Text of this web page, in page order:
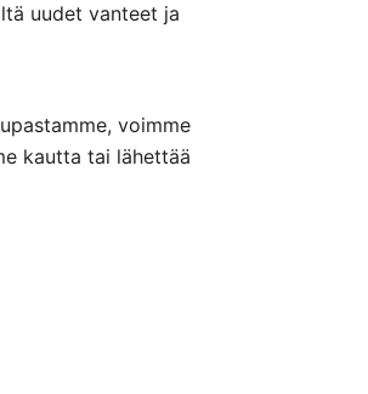
uudet vanteet ja
voimme
kautta tai lähettää